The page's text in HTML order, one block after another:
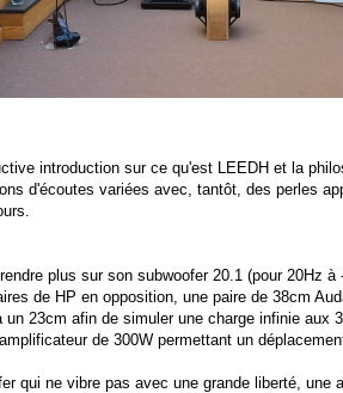
introduction sur ce qu'est LEEDH et la
d'écoutes variées avec, tantôt, des perles
plus sur son subwoofer 20.1 (pour 20Hz à
de HP en opposition, une paire de 38cm
un 23cm afin de simuler une charge infinie aux
de 300W permettant un
qui ne vibre pas avec une grande liberté, une